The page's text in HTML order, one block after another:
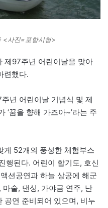
<사진=포항시청>
제97주년 어린이날을 맞아
련했다.
년 어린이날 기념식 및 제
‘꿈을 향해 가즈아~’라는 주
게 52개의 풍성한 체험부스
행된다. 어린이 합기도, 호신
션공연과 하늘 상공에 해군
술, 댄싱, 가야금 연주, 난
공연 준비되어 있으며, 비누